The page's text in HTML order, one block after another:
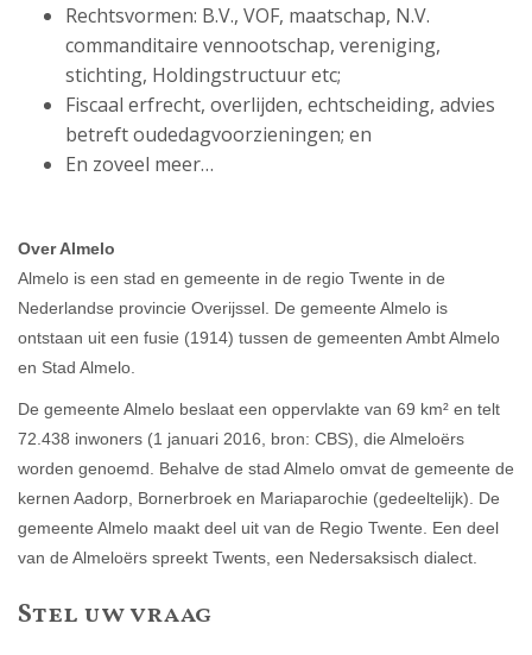
Rechtsvormen: B.V., VOF, maatschap, N.V.
commanditaire vennootschap, vereniging,
stichting, Holdingstructuur etc;
Fiscaal erfrecht, overlijden, echtscheiding, advies
betreft oudedagvoorzieningen; en
En zoveel meer…
Over Almelo
Almelo is een stad en gemeente in de regio Twente in de
Nederlandse provincie Overijssel. De gemeente Almelo is
ontstaan uit een fusie (1914) tussen de gemeenten Ambt Almelo
en Stad Almelo.
De gemeente Almelo beslaat een oppervlakte van 69 km² en telt
72.438 inwoners (1 januari 2016, bron: CBS), die Almeloërs
worden genoemd. Behalve de stad Almelo omvat de gemeente de
kernen Aadorp, Bornerbroek en Mariaparochie (gedeeltelijk). De
gemeente Almelo maakt deel uit van de Regio Twente. Een deel
van de Almeloërs spreekt Twents, een Nedersaksisch dialect.
Stel uw vraag